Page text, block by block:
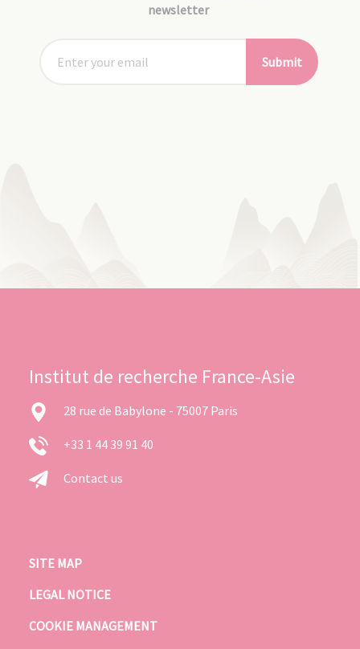
newsletter
Submit
Institut de recherche France-Asie
28 rue de Babylone - 75007 Paris
+33 1 44 39 91 40
Contact us
SITE MAP
LEGAL NOTICE
COOKIE MANAGEMENT